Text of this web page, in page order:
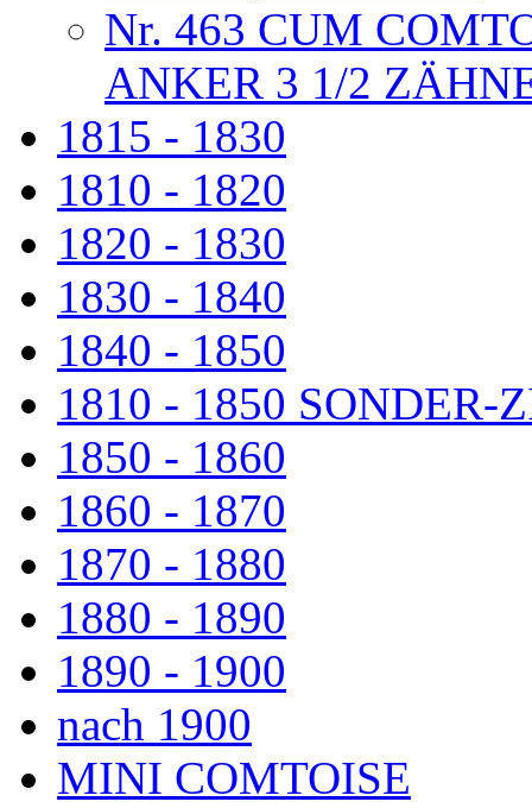
Nr. 463 CUM
ANKER 3 1/2
1815 - 1830
1810 - 1820
1820 - 1830
1830 - 1840
1840 - 1850
1810 - 1850 SONDER-
1850 - 1860
1860 - 1870
1870 - 1880
1880 - 1890
1890 - 1900
nach 1900
MINI COMTOISE